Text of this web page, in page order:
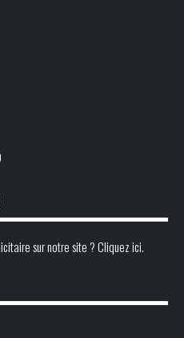
sur notre site ? Cliquez ici.